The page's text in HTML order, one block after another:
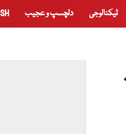
ٹیکنالوجی دلچسپ و عجیب